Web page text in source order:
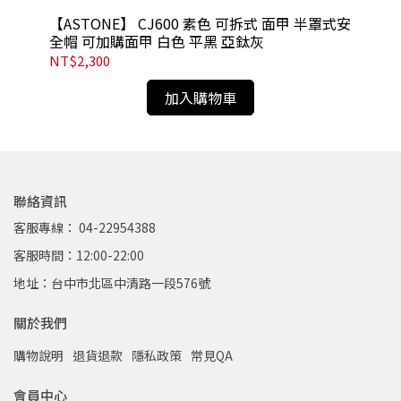
【ASTONE】 CJ600 素色 可拆式 面甲 半罩式安
全帽 可加購面甲 白色 平黑 亞鈦灰
NT$2,300
加入購物車
聯絡資訊
客服專線： 04-22954388
客服時間：12:00-22:00
地址：台中市北區中清路一段576號
關於我們
購物說明 退貨退款 隱私政策 常見QA
會員中心